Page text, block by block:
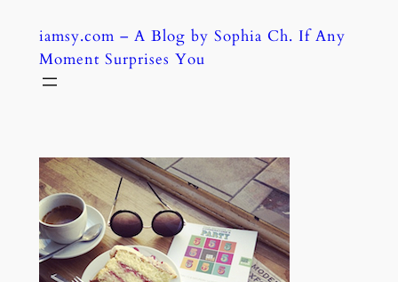
content
iamsy.com – A Blog by Sophia Ch. If Any
Moment Surprises You